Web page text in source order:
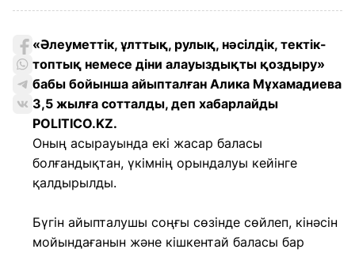
«Әлеуметтiк, ұлттық, рулық, нәсiлдiк, тектік-
топтық немесе дiни алауыздықты қоздыру»
бабы бойынша айыпталған Алика Мұхамадиева
3,5 жылға сотталды, деп хабарлайды
POLITICO.KZ.
Оның асырауында екі жасар баласы
болғандықтан, үкімнің орындалуы кейінге
қалдырылды.
Бүгін айыпталушы соңғы сөзінде сөйлеп, кінәсін
мойындағанын және кішкентай баласы бар